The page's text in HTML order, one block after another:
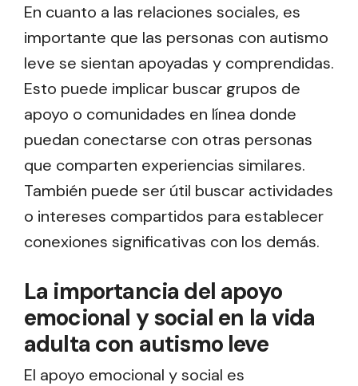
En cuanto a las relaciones sociales, es
importante que las personas con autismo
leve se sientan apoyadas y comprendidas.
Esto puede implicar buscar grupos de
apoyo o comunidades en línea donde
puedan conectarse con otras personas
que comparten experiencias similares.
También puede ser útil buscar actividades
o intereses compartidos para establecer
conexiones significativas con los demás.
La importancia del apoyo
emocional y social en la vida
adulta con autismo leve
El apoyo emocional y social es